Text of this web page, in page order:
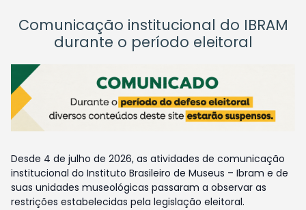
Comunicação institucional do IBRAM
durante o período eleitoral
Desde 4 de julho de 2026, as atividades de comunicação
institucional do Instituto Brasileiro de Museus – Ibram e de
suas unidades museológicas passaram a observar as
restrições estabelecidas pela legislação eleitoral.